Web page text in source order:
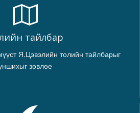
тайлбар
Я.Цэвэлийн толийн тайлбарыг
зөвлөе